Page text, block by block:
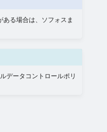
る場合は、ソフォスま
データコントロールポリ